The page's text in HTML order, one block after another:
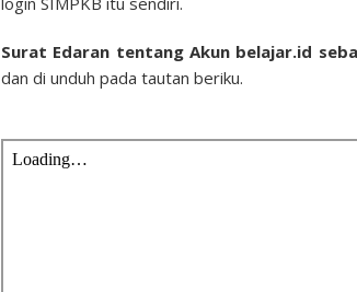
Surat Edaran tentang Akun belajar.id
dan di unduh pada tautan beriku.